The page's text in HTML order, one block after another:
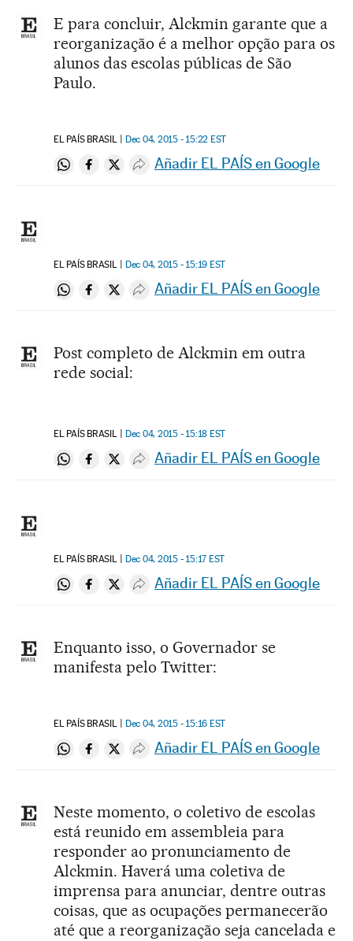
E para concluir, Alckmin garante que a
reorganização é a melhor opção para os
alunos das escolas públicas de São
Paulo.
EL PAÍS BRASIL Dec 04, 2015 - 15:22 EST
Compartir en Whatsapp
Compartir en Facebook
Compartir en Twitter
Desplegar Redes Sociales
Añadir EL PAÍS en Google
EL PAÍS BRASIL Dec 04, 2015 - 15:19 EST
Compartir en Whatsapp
Compartir en Facebook
Compartir en Twitter
Desplegar Redes Sociales
Añadir EL PAÍS en Google
Post completo de Alckmin em outra
rede social:
EL PAÍS BRASIL Dec 04, 2015 - 15:18 EST
Compartir en Whatsapp
Compartir en Facebook
Compartir en Twitter
Desplegar Redes Sociales
Añadir EL PAÍS en Google
EL PAÍS BRASIL Dec 04, 2015 - 15:17 EST
Compartir en Whatsapp
Compartir en Facebook
Compartir en Twitter
Desplegar Redes Sociales
Añadir EL PAÍS en Google
Enquanto isso, o Governador se
manifesta pelo Twitter:
EL PAÍS BRASIL Dec 04, 2015 - 15:16 EST
Compartir en Whatsapp
Compartir en Facebook
Compartir en Twitter
Desplegar Redes Sociales
Añadir EL PAÍS en Google
Neste momento, o coletivo de escolas
está reunido em assembleia para
responder ao pronunciamento de
Alckmin. Haverá uma coletiva de
imprensa para anunciar, dentre outras
coisas, que as ocupações permanecerão
até que a reorganização seja cancelada e